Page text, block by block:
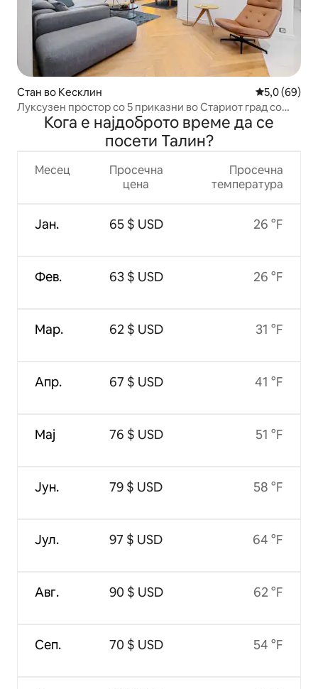
Стан во Кесклин Просечна
5,0 (69)
Луксузен простор со 5 приказни во Стариот град со
грижаКога е најдоброто време да се
посети Талин?
Месец
Јан.
Фев.
Мар.
Апр.
Мај
Јун.
Јул.
Авг.
Сеп.
Просечна
цена
65 $ USD
63 $ USD
62 $ USD
67 $ USD
76 $ USD
79 $ USD
97 $ USD
90 $ USD
70 $ USD
Просечна
температура
26 °F
26 °F
31 °F
41 °F
51 °F
58 °F
64 °F
62 °F
54 °F